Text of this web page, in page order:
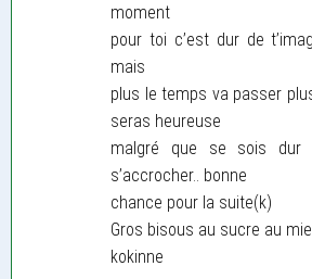
moment
pour toi c’est dur de
mais
plus le temps va passer
seras heureuse
malgré que se sois
s’accrocher.. bonne
chance pour la suite(k)
Gros bisous au sucre au
kokinne